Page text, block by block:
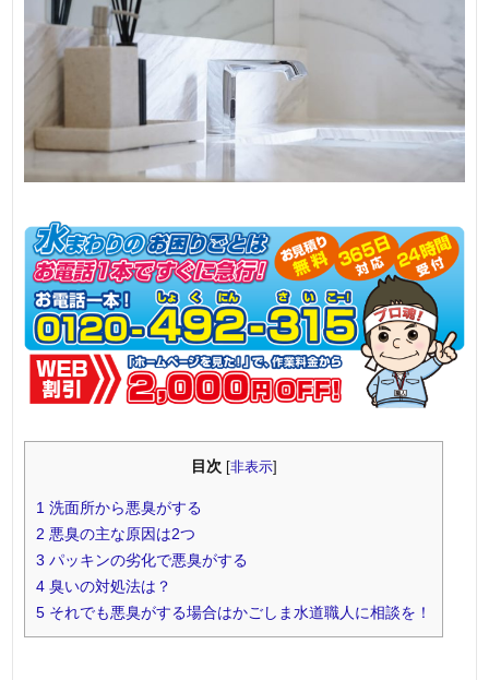
目次 [非表示]
1 洗面所から悪臭がする
2 悪臭の主な原因は2つ
3 パッキンの劣化で悪臭がする
4 臭いの対処法は？
5 それでも悪臭がする場合はかごしま水道職人に相談を！